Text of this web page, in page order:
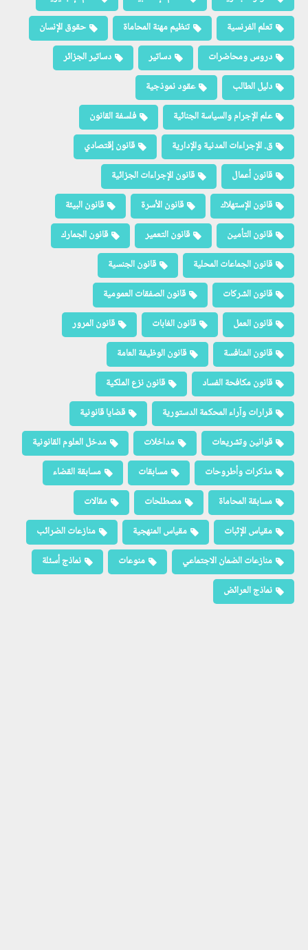
تعلم الفرنسية
تنظيم مهنة المحاماة
حقوق الإنسان
دروس ومحاضرات
دساتير
دساتير الجزائر
دليل الطالب
عقود نموذجية
علم الإجرام والسياسة الجنائية
فلسفة القانون
ق. الإجراءات المدنية والإدارية
قانون إقتصادي
قانون أعمال
قانون الإجراءات الجزائية
قانون الإستهلاك
قانون الأسرة
قانون البيئة
قانون التأمين
قانون التعمير
قانون الجمارك
قانون الجماعات المحلية
قانون الجنسية
قانون الشركات
قانون الصفقات العمومية
قانون العمل
قانون الغابات
قانون المرور
قانون المنافسة
قانون الوظيفة العامة
قانون مكافحة الفساد
قانون نزع الملكية
قرارات وآراء المحكمة الدستورية
قضايا قانونية
قوانين وتشريعات
مداخلات
مدخل العلوم القانونية
مذكرات وأطروحات
مسابقات
مسابقة القضاء
مسابقة المحاماة
مصطلحات
مقالات
مقياس الإثبات
مقياس المنهجية
منازعات الضرائب
منازعات الضمان الاجتماعي
منوعات
نماذج أسئلة
نماذج العرائض